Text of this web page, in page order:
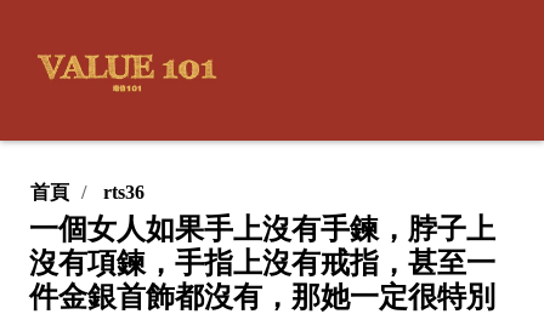
首頁 rts36
一個女人如果手上沒有手鍊，脖子上
沒有項鍊，手指上沒有戒指，甚至一
件金銀首飾都沒有，那她一定很特別